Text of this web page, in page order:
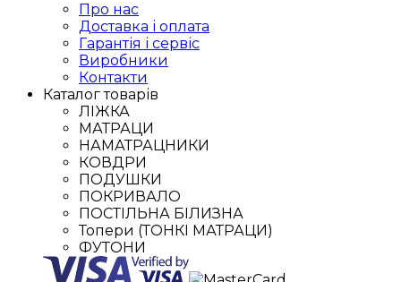
Про нас
Доставка і оплата
Гарантія і сервіс
Виробники
Контакти
Каталог товарів
ЛІЖКА
МАТРАЦИ
НАМАТРАЦНИКИ
КОВДРИ
ПОДУШКИ
ПОКРИВАЛО
ПОСТІЛЬНА БІЛИЗНА
Топери (ТОНКІ МАТРАЦИ)
ФУТОНИ